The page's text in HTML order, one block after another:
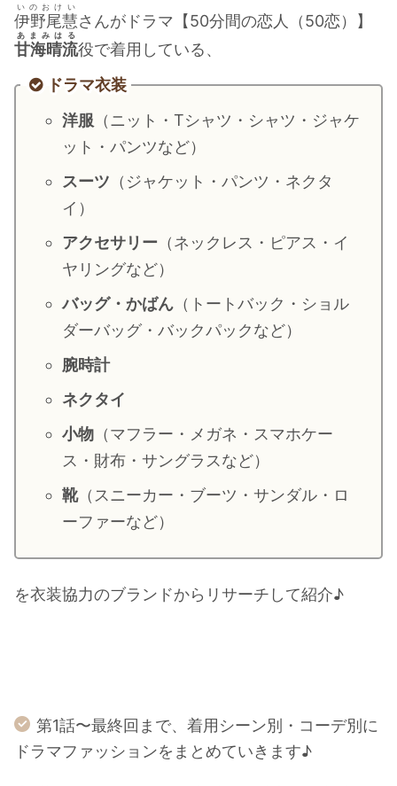
・木村拓哉（キムタク）
・佐藤健
・玉森裕太
岡田将生
松下洸平
山田裕貴
田中圭
女子アナ衣装
バラエティ番組衣裳
伊野尾慧
いのおけい
さんがドラマ【50分間の恋人（50恋）】
甘海晴流
あまみはる
役で着用している、
ドラマ衣装
洋服 （ニット・Tシャツ・シャツ・ジャケ
ット・パンツなど）
スーツ （ジャケット・パンツ・ネクタ
イ）
アクセサリー （ネックレス・ピアス・イ
ヤリングなど）
バッグ・かばん （トートバック・ショル
ダーバッグ・バックパックなど）
腕時計
ネクタイ
小物 （マフラー・メガネ・スマホケー
ス・財布・サングラスなど）
靴（スニーカー・ブーツ・サンダル・ロ
ーファーなど）
を衣装協力のブランドからリサーチして紹介♪
第1話〜最終回まで、着用シーン別・コーデ別に
ドラマファッションをまとめていきます♪